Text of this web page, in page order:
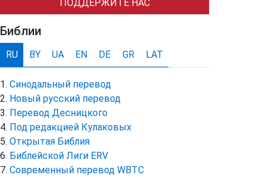
ПОДДЕРЖИТЕ НАС
Библии
RU BY UA EN DE GR LAT
Синодальный перевод
Новый русский перевод
Перевод Десницкого
Под редакцией Кулаковых
Открытая Библия
Библейской Лиги ERV
Cовременный перевод WBTC